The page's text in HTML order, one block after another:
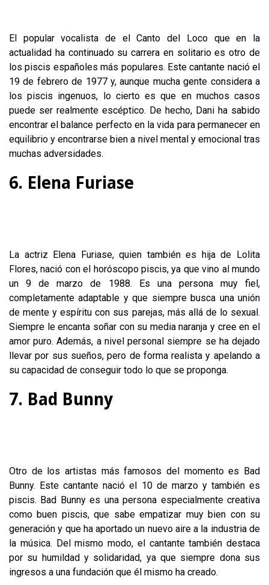
El popular vocalista de el Canto del Loco que en la
actualidad ha continuado su carrera en solitario es otro de
los piscis españoles más populares. Este cantante nació el
19 de febrero de 1977 y, aunque mucha gente considera a
los piscis ingenuos, lo cierto es que en muchos casos
puede ser realmente escéptico. De hecho, Dani ha sabido
encontrar el balance perfecto en la vida para permanecer en
equilibrio y encontrarse bien a nivel mental y emocional tras
muchas adversidades.
6. Elena Furiase
La actriz Elena Furiase, quien también es hija de Lolita
Flores, nació con el horóscopo piscis, ya que vino al mundo
un 9 de marzo de 1988. Es una persona muy fiel,
completamente adaptable y que siempre busca una unión
de mente y espíritu con sus parejas, más allá de lo sexual.
Siempre le encanta soñar con su media naranja y cree en el
amor puro. Además, a nivel personal siempre se ha dejado
llevar por sus sueños, pero de forma realista y apelando a
su capacidad de conseguir todo lo que se proponga.
7. Bad Bunny
Otro de los artistas más famosos del momento es Bad
Bunny. Este cantante nació el 10 de marzo y también es
piscis. Bad Bunny es una persona especialmente creativa
como buen piscis, que sabe empatizar muy bien con su
generación y que ha aportado un nuevo aire a la industria de
la música. Del mismo modo, el cantante también destaca
por su humildad y solidaridad, ya que siempre dona sus
ingresos a una fundación que él mismo ha creado.